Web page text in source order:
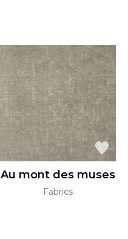
Au mont des muses
Fabrics